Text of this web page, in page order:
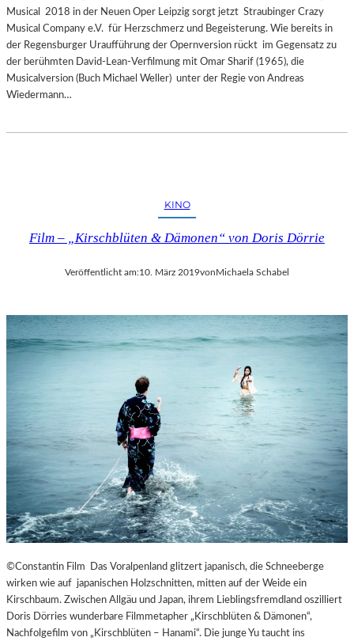
Musical 2018 in der Neuen Oper Leipzig sorgt jetzt Straubinger Crazy
Musical Company e.V. für Herzschmerz und Begeisterung. Wie bereits in
der Regensburger Uraufführung der Opernversion rückt im Gegensatz zu
der berühmten David-Lean-Verfilmung mit Omar Sharif (1965), die
Musicalversion (Buch Michael Weller) unter der Regie von Andreas
Wiedermann…
KINO
Film – „Kirschblüten & Dämonen“ von Doris Dörrie
Veröffentlicht am:10. März 2019vonMichaela Schabel
©Constantin Film Das Voralpenland glitzert japanisch, die Schneeberge
wirken wie auf japanischen Holzschnitten, mitten auf der Weide ein
Kirschbaum. Zwischen Allgäu und Japan, ihrem Lieblingsfremdland oszilliert
Doris Dörries wunderbare Filmmetapher „Kirschblüten & Dämonen“,
Nachfolgefilm von „Kirschblüten – Hanami“. Die junge Yu taucht ins